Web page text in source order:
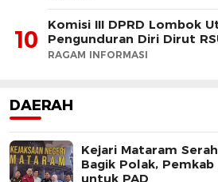
10
Komisi III DPRD Lombok
Pengunduran Diri Dirut
RAGAM INFORMASI
DAERAH
Kejari Mataram
Bagik Polak,
untuk PAD